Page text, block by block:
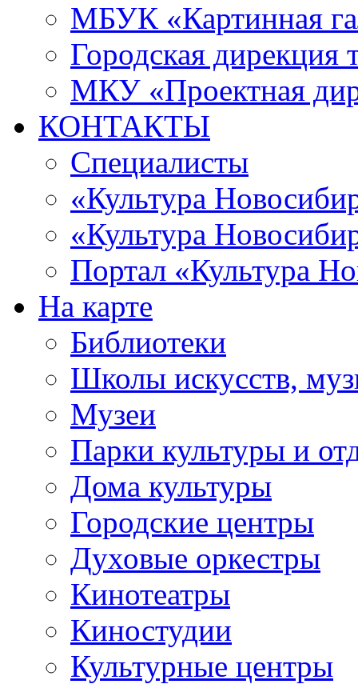
МБУК «Картинная
Городская дирекция
МКУ «Проектная
КОНТАКТЫ
Специалисты
«Культура
«Культура
Портал «Культура
На карте
Библиотеки
Школы искусств,
Музеи
Парки культуры и
Дома культуры
Городские центры
Духовые оркестры
Кинотеатры
Киностудии
Культурные центры